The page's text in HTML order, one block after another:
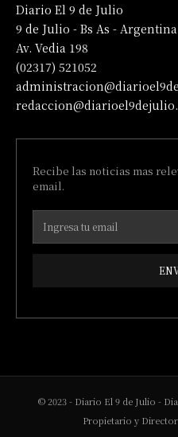
Diario El 9 de Julio
9 de Julio - Bs As - Argentina
Av. Vedia 198
(02317) 521052
Recibe las noticias mas
email.
© 2023 - Diario El 9 de Julio -
Propietario y